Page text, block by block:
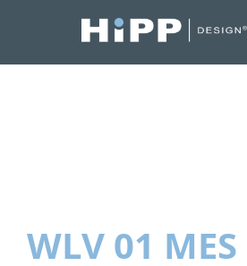
WLV 01 MES